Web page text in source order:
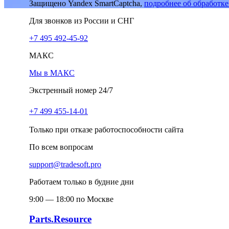
Защищено Yandex SmartCaptcha, подробнее об
Для звонков из России и СНГ
+7 495 492-45-92
МАКС
Мы в МАКС
Экстренный номер 24/7
+7 499 455-14-01
Только при отказе работоспособности сайта
По всем вопросам
support@tradesoft.pro
Работаем только в будние дни
9:00 — 18:00 по Москве
Parts.Resource